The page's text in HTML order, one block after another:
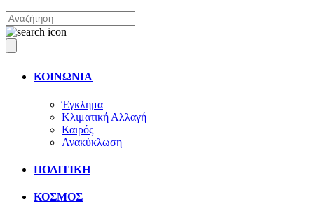
ΚΟΙΝΩΝΙΑ
Έγκλημα
Κλιματική Αλλαγή
Καιρός
Ανακύκλωση
ΠΟΛΙΤΙΚΗ
ΚΟΣΜΟΣ